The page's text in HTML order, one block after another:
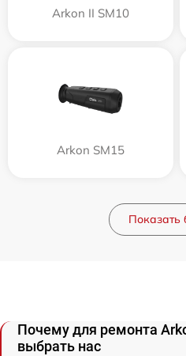
Arkon II SM10
Arkon SM15
Показать
Почему для ремонта
выбрать нас